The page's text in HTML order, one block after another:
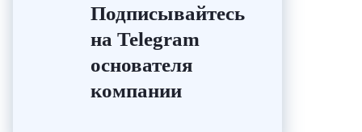
Подписывайтесь
на Telegram
основателя
компании